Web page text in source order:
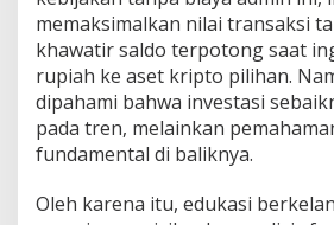
memaksimalkan nilai transaksi
khawatir saldo terpotong saat
rupiah ke aset kripto pilihan.
dipahami bahwa investasi
pada tren, melainkan
fundamental di baliknya.
Oleh karena itu, edukasi